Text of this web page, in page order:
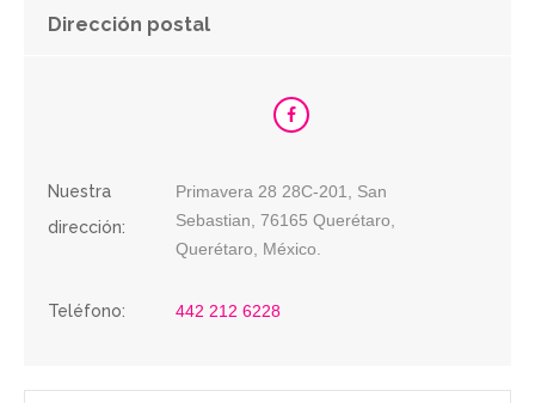
Dirección postal
Nuestra
dirección:
Primavera 28 28C-201, San
Sebastian, 76165 Querétaro,
Querétaro, México.
Teléfono: 442 212 6228